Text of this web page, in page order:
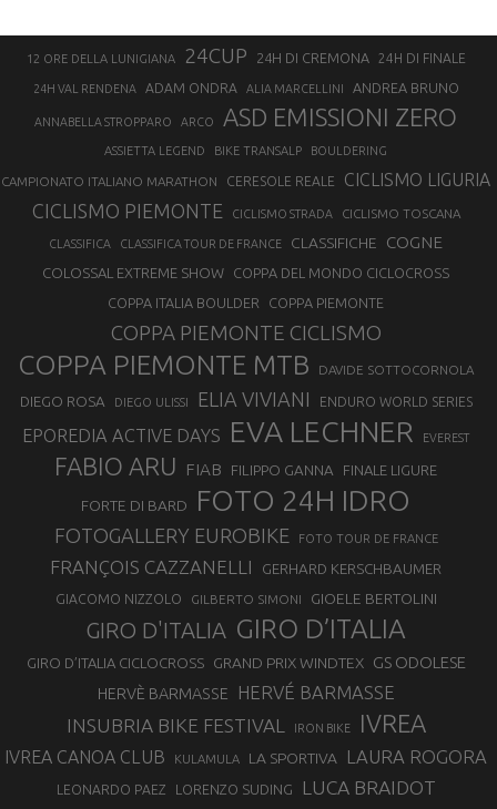
12 ORE DELLA LUNIGIANA 24CUP 24H DI CREMONA 24H DI FINALE
24H VAL RENDENA ADAM ONDRA ALIA MARCELLINI ANDREA BRUNO
ANNABELLA STROPPARO ARCO ASD EMISSIONI ZERO
ASSIETTA LEGEND BIKE TRANSALP BOULDERING
CAMPIONATO ITALIANO MARATHON CERESOLE REALE CICLISMO LIGURIA
CICLISMO PIEMONTE CICLISMO STRADA CICLISMO TOSCANA
CLASSIFICA CLASSIFICA TOUR DE FRANCE CLASSIFICHE COGNE
COLOSSAL EXTREME SHOW
COPPA DEL MONDO CICLOCROSS
COPPA ITALIA BOULDER
COPPA PIEMONTE
COPPA PIEMONTE CICLISMO
COPPA PIEMONTE MTB DAVIDE SOTTOCORNOLA
DIEGO ROSA DIEGO ULISSI ELIA VIVIANI ENDURO WORLD SERIES
EPOREDIA ACTIVE DAYS EVA LECHNER EVEREST
FABIO ARU FIAB FILIPPO GANNA FINALE LIGURE
FORTE DI BARD FOTO 24H IDRO
FOTOGALLERY EUROBIKE FOTO TOUR DE FRANCE
FRANÇOIS CAZZANELLI GERHARD KERSCHBAUMER
GIACOMO NIZZOLO GILBERTO SIMONI GIOELE BERTOLINI
GIRO D'ITALIA GIRO D’ITALIA
GIRO D’ITALIA CICLOCROSS GRAND PRIX WINDTEX GS ODOLESE
HERVÈ BARMASSE
HERVÉ BARMASSE
INSUBRIA BIKE FESTIVAL
IRON BIKE IVREA
IVREA CANOA CLUB KULAMULA LA SPORTIVA LAURA ROGORA
LEONARDO PAEZ LORENZO SUDING LUCA BRAIDOT